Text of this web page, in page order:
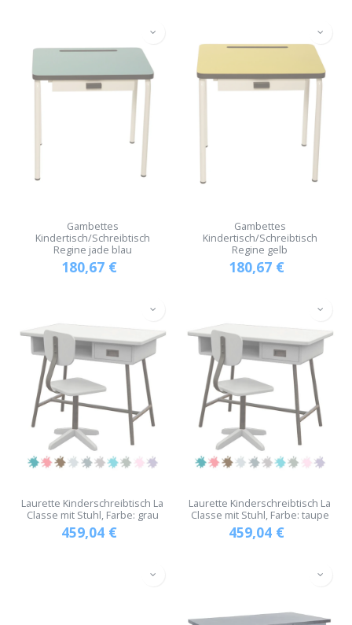
Gambettes
Kindertisch/Schreibtisch
Regine jade blau
180,67 €
Gambettes
Kindertisch/Schreibtisch
Regine gelb
180,67 €
Laurette Kinderschreibtisch La
Classe mit Stuhl, Farbe: grau
459,04 €
Laurette Kinderschreibtisch La
Classe mit Stuhl, Farbe: taupe
459,04 €